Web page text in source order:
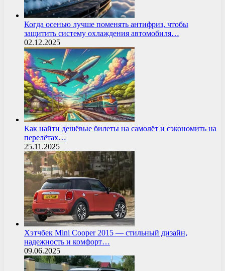
Когда осенью лучше поменять антифриз, чтобы
защитить систему охлаждения автомобиля…
02.12.2025
Как найти дешёвые билеты на самолёт и сэкономить на
перелётах…
25.11.2025
Хэтчбек Mini Cooper 2015 — стильный дизайн,
надежность и комфорт…
09.06.2025